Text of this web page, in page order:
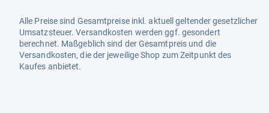
Alle Preise sind Gesamtpreise inkl. aktuell geltender gesetzlicher
Umsatzsteuer. Versandkosten werden ggf. gesondert
berechnet. Maßgeblich sind der Gesamtpreis und die
Versandkosten, die der jeweilige Shop zum Zeitpunkt des
Kaufes anbietet.